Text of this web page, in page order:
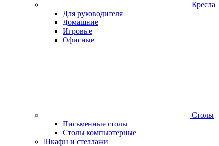
Кресла
Для руководителя
Домашние
Игровые
Офисные
Столы
Письменные столы
Столы компьютерные
Шкафы и стеллажи